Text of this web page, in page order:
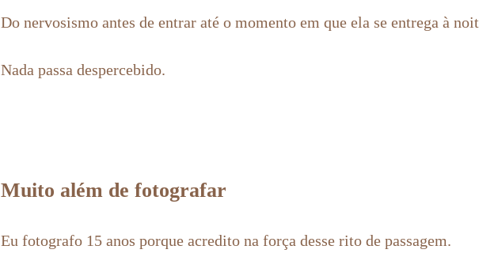
Do nervosismo antes de entrar até o momento em que ela se entrega à
Nada passa despercebido.
Muito além de fotografar
Eu fotografo 15 anos porque acredito na força desse rito de passagem.